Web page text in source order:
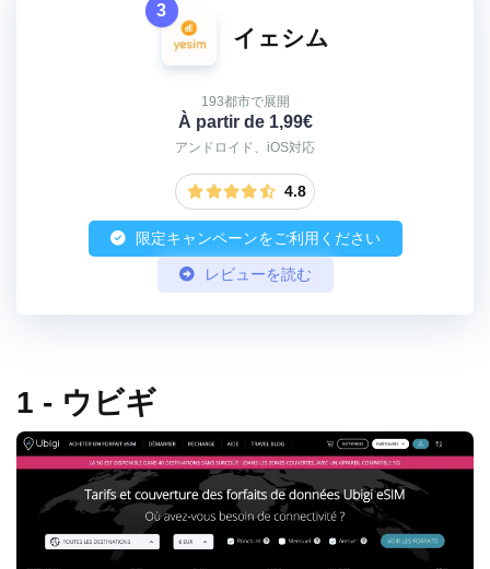
3
イェシム
193都市で展開
À partir de 1,99€
アンドロイド、iOS対応
4.8
限定キャンペーンをご利用ください
レビューを読む
1 - ウビギ